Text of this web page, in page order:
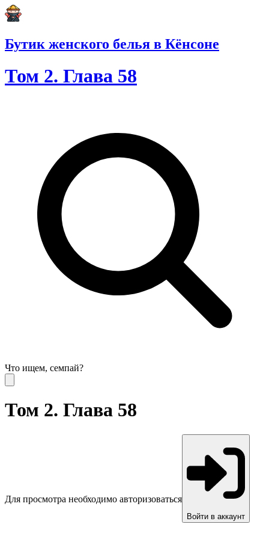
Бутик женского белья в Кёнсоне
Том 2. Глава 58
Что ищем, семпай?
Том 2. Глава 58
Для просмотра необходимо авторизоваться
Войти в аккаунт